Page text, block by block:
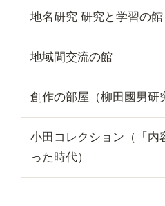
地名研究 研究と学習の館
地域間交流の館
創作の部屋（柳田國男研
小田コレクション（「内
った時代）